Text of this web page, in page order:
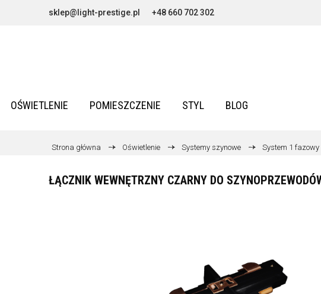
sklep@light-prestige.pl +48 660 702 302
OŚWIETLENIE POMIESZCZENIE STYL BLOG
Strona główna Oświetlenie Systemy szynowe System 1 fazowy
ŁĄCZNIK WEWNĘTRZNY CZARNY DO